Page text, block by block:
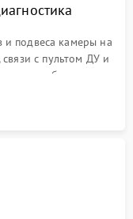
и подвеса камеры на
с пультом ДУ и
ошибок через
неисправности.